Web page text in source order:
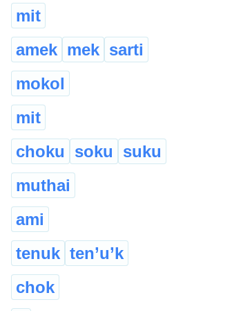
mit
amek mek sarti
mokol
mit
choku soku suku
muthai
ami
tenuk ten’u’k
chok